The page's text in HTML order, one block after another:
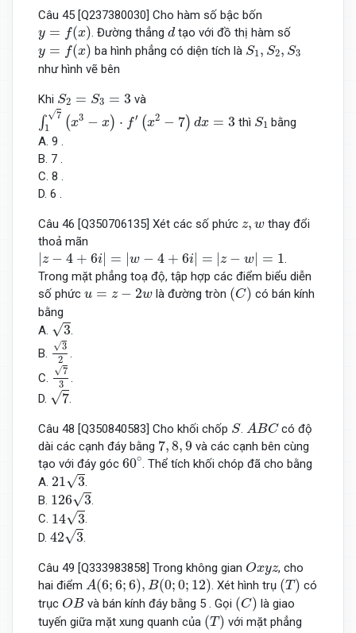
Câu 45 [Q237380030] Cho hàm số bậc bốn
y = f(x)
x) . Đường thẳngd
dtạo với đồ thị hàm số
y = f(x)
y x) ba hình phẳng có diện tích là S1, S2, S3
S1 S2 S3
như hình vẽ bên
Khi S2 = S3 = 3
S2 3= và
∫
√7
1
(x3 − x) ⋅ f′ (x2 − 7) dx = 3
∫17(x3 x)⋅f 2 −7
thì S1
S1 bằng
A. 9 .
B. 7 .
C. 8 .
D. 6 .
Câu 46 [Q350706135] Xét các số phức z, w
z w thay đổi
thoả mãn
z − 4 + 6i| = w − 4 + 6i| = |z − w = 1
| + 6i =|w + |z − w|=
.
Trong mặt phẳng toạ độ, tập hợp các điểm biểu diễn
số phức u = z − 2w
u = −2w là đường tròn (C)
(C) có bán kính
bằng
A. √3
3
.
B.
√3
2
32
.
C.
√7
3
73
.
D. √7.
Câu 48 [Q350840583] Cho khối chốp S
S. ABC
ABC có độ
dài các cạnh đáy bằng 7,8,9
7 8, 9
và các cạnh bên cùng
tạo với đáy góc 60∘
60∘. Thể tích khối chóp đã cho bằng
A. 21√3
213
.
B. 126√3
126 3
.
C. 14√3
143
.
D. 42√3
423
.
Câu 49 [Q333983858] Trong không gian Oxyz
Ox
, cho
hai điểm A(6;6;6), B(0;0; 12)
A(6; 6; ),B (0;0; 12 ) . Xét hình trụ (T )
(T) có
trục OB
OB và bán kính đáy bằng 5 . Gọi (C)
(C) là giao
tuyến giữa mặt xung quanh của (T )
(T) với mặt phẳng